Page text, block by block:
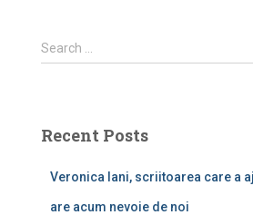
S
e
h
Search …
Recent Posts
Veronica Iani, scriitoarea care a
are acum nevoie de noi